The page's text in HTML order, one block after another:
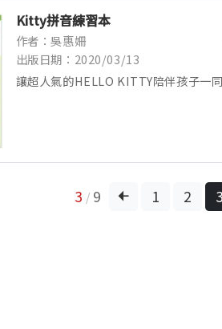
Kitty拼音練習本
作者：吳惠姍
出版日期：2020/03/13
讓超人氣的HELLO KITTY陪伴孩子一
3 / 9 1 2 3